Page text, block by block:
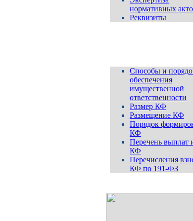
нормативных
Реквизиты
Способы и
обеспечения
имущественной
ответственности
Размер КФ
Размещение КФ
Порядок
КФ
Перечень выплат
КФ
Перечисления
КФ по 191-ФЗ